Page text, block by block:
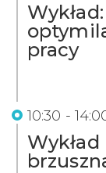
pracy
10:30 -